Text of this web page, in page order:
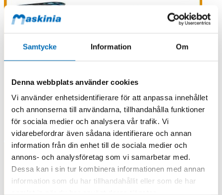
Samtycke Information Om
Denna webbplats använder cookies
Vi använder enhetsidentifierare för att anpassa innehållet
och annonserna till användarna, tillhandahålla funktioner
för sociala medier och analysera vår trafik. Vi
vidarebefordrar även sådana identifierare och annan
information från din enhet till de sociala medier och
annons- och analysföretag som vi samarbetar med.
Dessa kan i sin tur kombinera informationen med annan
information som du har tillhandahållit eller som de har